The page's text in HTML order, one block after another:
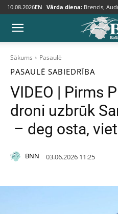
10.08.2026EN Vārda diena: Brencis,
Sākums Pasaulē
PASAULĒ SABIEDRĪBA
VIDEO | Pirms
droni uzbrūk
– deg osta,
BNN 03.06.2026 11:25